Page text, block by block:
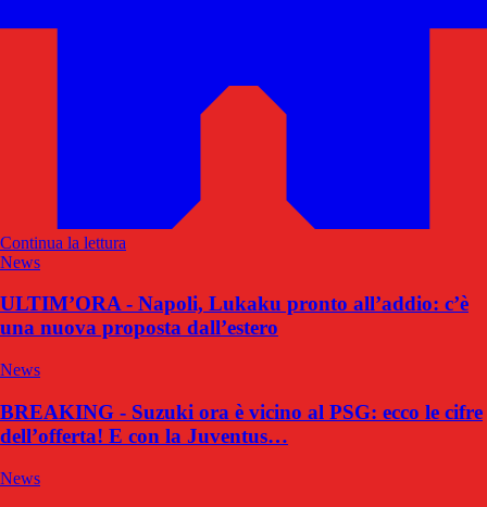
Continua la lettura
News
ULTIM’ORA - Napoli, Lukaku pronto all’addio: c’è
una nuova proposta dall’estero
News
BREAKING - Suzuki ora è vicino al PSG: ecco le cifre
dell’offerta! E con la Juventus…
News